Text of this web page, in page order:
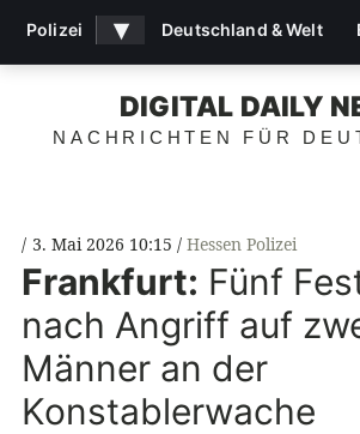
DIGITAL DAILY
NACHRICHTEN FÜR
3. Mai 2026 10:15 Hessen Polizei
Frankfurt: Fünf
nach Angriff auf
Männer an der
Konstablerwache
Polizei ▾ Deutschland & Welt